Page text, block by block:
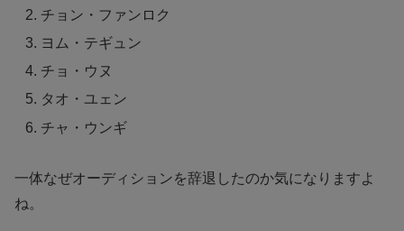
チョン・ファンロク
ヨム・テギュン
チョ・ウヌ
タオ・ユェン
チャ・ウンギ
一体なぜオーディションを辞退したのか気になりますよ
ね。